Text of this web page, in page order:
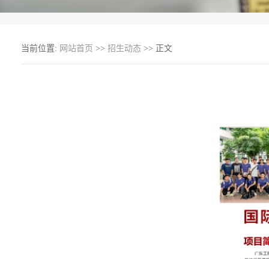
当前位置: 网站首页 >> 招生动态 >> 正文